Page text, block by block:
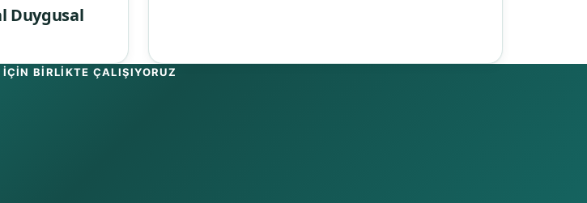
Duygusal
BIRLIKTE ÇALIŞIYORUZ